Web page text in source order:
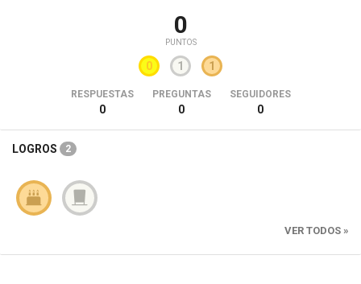
0
PUNTOS
0 1 1
RESPUESTAS
0
PREGUNTAS
0
SEGUIDORES
0
LOGROS 2
VER TODOS »